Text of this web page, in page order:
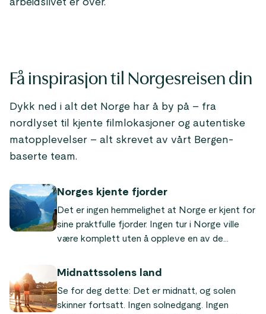
arbeidslivet er over.
Få inspirasjon til Norgesreisen din
Dykk ned i alt det Norge har å by på – fra
nordlyset til kjente filmlokasjoner og autentiske
matopplevelser – alt skrevet av vårt Bergen-
baserte team.
Norges kjente fjorder
Det er ingen hemmelighet at Norge er kjent for
sine praktfulle fjorder. Ingen tur i Norge ville
være komplett uten å oppleve en av de
har vi satt sammen en liste over de mest
Midnattssolens land
Se for deg dette: Det er midnatt, og solen
skinner fortsatt. Ingen solnedgang. Ingen